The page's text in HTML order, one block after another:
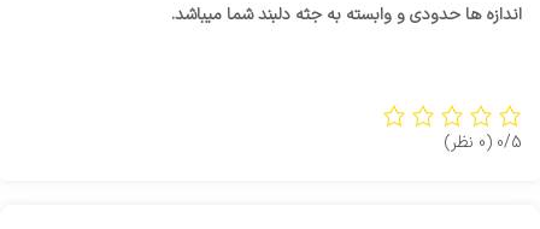
اندازه ها حدودی و وابسته به جثه دلبند شما میباشد.
0/5 (0 نظر)